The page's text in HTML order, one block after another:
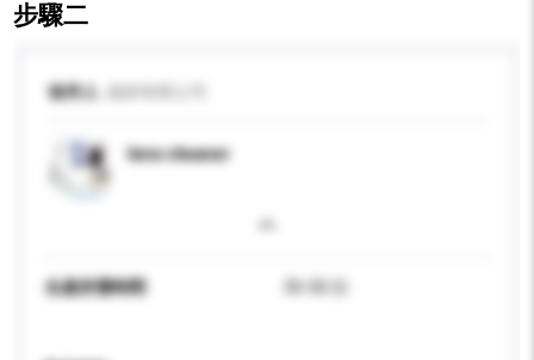
步驟二
收件人
lens cleaner
生產所需時間